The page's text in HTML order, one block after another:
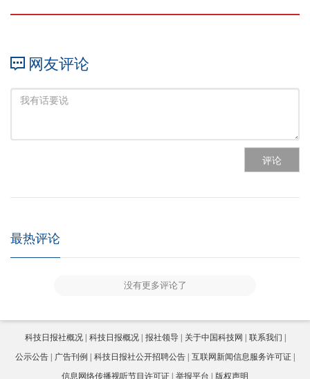
网友评论
评论
最热评论
没有更多评论了
科技日报社概况 科技日报概况 报社领导 关于中国科技网
联系我们
公示公告
广告刊例 科技日报社公开招聘公告
互联网新闻信息服务许可证
信息网络传播视听节目许可证
举报平台 版权声明